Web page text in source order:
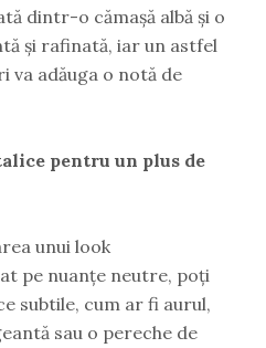
dintr-o cămașă albă și o
și rafinată, iar un astfel
adăuga o notă de
pentru un plus de
unui look
pe nuanțe neutre, poți
subtile, cum ar fi aurul,
sau o pereche de